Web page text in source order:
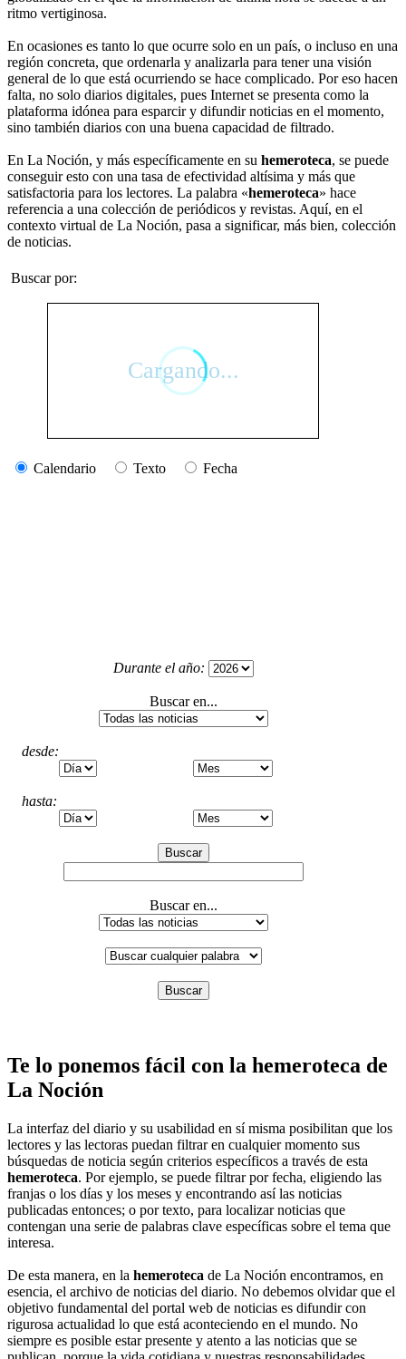
ritmo vertiginosa.
En ocasiones es tanto lo que ocurre solo en un país, o incluso en una
región concreta, que ordenarla y analizarla para tener una visión
general de lo que está ocurriendo se hace complicado. Por eso hacen
falta, no solo diarios digitales, pues Internet se presenta como la
plataforma idónea para esparcir y difundir noticias en el momento,
sino también diarios con una buena capacidad de filtrado.
En La Noción, y más específicamente en su hemeroteca, se puede
conseguir esto con una tasa de efectividad altísima y más que
satisfactoria para los lectores. La palabra «hemeroteca» hace
referencia a una colección de periódicos y revistas. Aquí, en el
contexto virtual de La Noción, pasa a significar, más bien, colección
de noticias.
Buscar por:
Calendario Texto Fecha
Durante el año:
Buscar en...
desde:
hasta:
Buscar
Buscar en...
Buscar
Te lo ponemos fácil con la hemeroteca de
La Noción
La interfaz del diario y su usabilidad en sí misma posibilitan que los
lectores y las lectoras puedan filtrar en cualquier momento sus
búsquedas de noticia según criterios específicos a través de esta
hemeroteca. Por ejemplo, se puede filtrar por fecha, eligiendo las
franjas o los días y los meses y encontrando así las noticias
publicadas entonces; o por texto, para localizar noticias que
contengan una serie de palabras clave específicas sobre el tema que
interesa.
De esta manera, en la hemeroteca de La Noción encontramos, en
esencia, el archivo de noticias del diario. No debemos olvidar que el
objetivo fundamental del portal web de noticias es difundir con
rigurosa actualidad lo que está aconteciendo en el mundo. No
siempre es posible estar presente y atento a las noticias que se